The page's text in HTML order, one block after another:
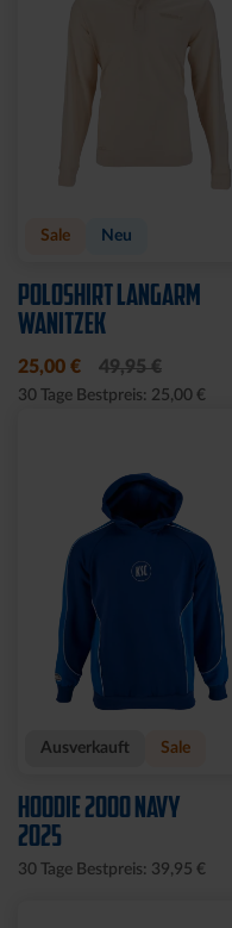
Sale Neu
POLOSHIRT LANGARM
WANITZEK
25,00 € 49,95 €
30 Tage Bestpreis: 25,00 €
Ausverkauft Sale
HOODIE 2000 NAVY
2025
30 Tage Bestpreis: 39,95 €